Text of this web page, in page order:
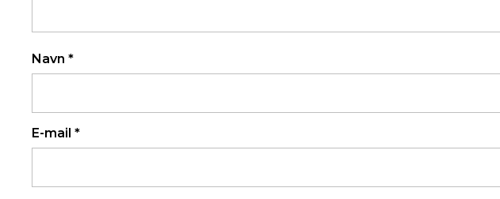
Navn *
E-mail *